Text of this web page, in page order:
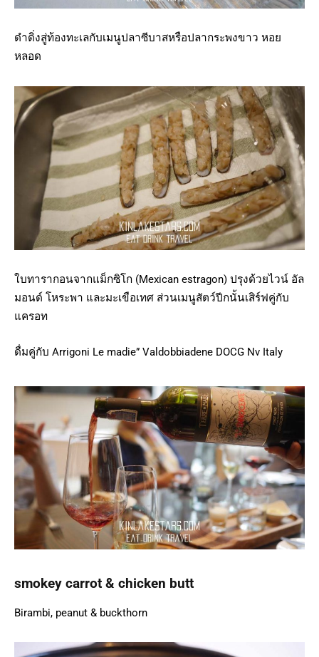
ดำดิ่งสู่ท้องทะเลกับเมนูปลาซีบาสหรือปลากระพงขาว หอย
หลอด
ใบทารากอนจากแม็กซิโก (Mexican estragon) ปรุงด้วยไวน์ อัล
มอนด์ โหระพา และมะเขือเทศ ส่วนเมนูสัตว์ปีกนั้นเสิร์ฟคู่กับ
แครอท
ดื่มคู่กับ Arrigoni Le madie” Valdobbiadene DOCG Nv Italy
smokey carrot & chicken butt
Birambi, peanut & buckthorn